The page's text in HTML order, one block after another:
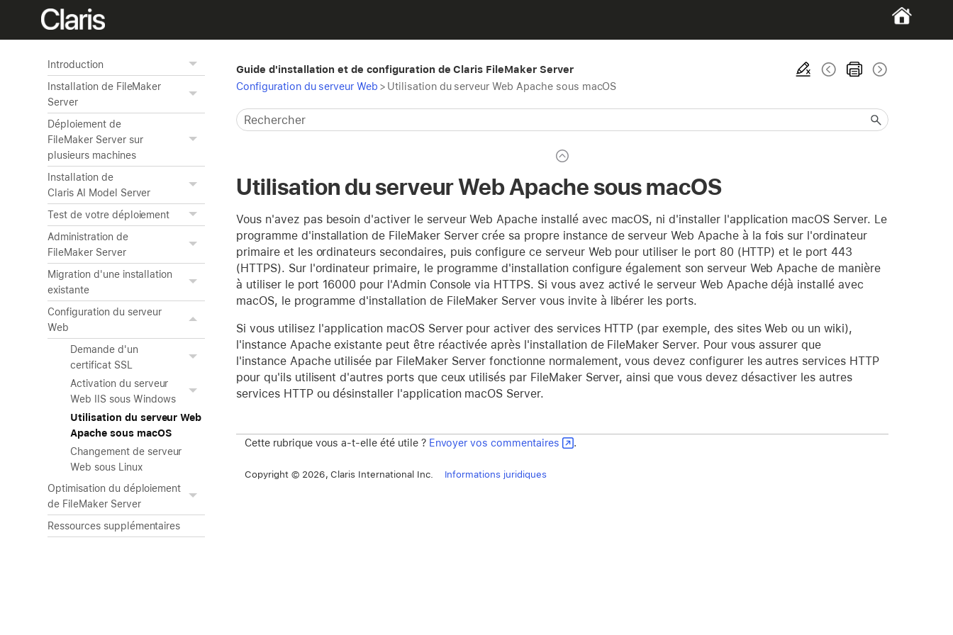
Introduction
Installation de FileMaker
Server
Déploiement de
FileMaker Server sur
plusieurs machines
Installation de
Claris AI Model Server
Test de votre déploiement
Administration de
FileMaker Server
Migration d'une installation
existante
Configuration du serveur
Web
Demande d'un
certificat SSL
Activation du serveur
Web IIS sous Windows
Utilisation du serveur Web
Apache sous macOS
Changement de serveur
Web sous Linux
Optimisation du déploiement
de FileMaker Server
Ressources supplémentaires
Guide d'installation et de configuration de Claris FileMaker Server
Configuration du serveur Web > Utilisation du serveur Web Apache sous macOS
Utilisation du serveur Web Apache sous macOS
Vous n'avez pas besoin d'activer le serveur Web Apache installé avec macOS, ni d'installer l'application macOS Server. Le
programme d'installation de FileMaker Server crée sa propre instance de serveur Web Apache à la fois sur l'ordinateur
primaire et les ordinateurs secondaires, puis configure ce serveur Web pour utiliser le port 80 (HTTP) et le port 443
(HTTPS). Sur l'ordinateur primaire, le programme d'installation configure également son serveur Web Apache de manière
à utiliser le port 16000 pour l'Admin Console via HTTPS. Si vous avez activé le serveur Web Apache déjà installé avec
macOS, le programme d'installation de FileMaker Server vous invite à libérer les ports.
Si vous utilisez l'application macOS Server pour activer des services HTTP (par exemple, des sites Web ou un wiki),
l'instance Apache existante peut être réactivée après l'installation de FileMaker Server. Pour vous assurer que
l'instance Apache utilisée par FileMaker Server fonctionne normalement, vous devez configurer les autres services HTTP
pour qu'ils utilisent d'autres ports que ceux utilisés par FileMaker Server, ainsi que vous devez désactiver les autres
services HTTP ou désinstaller l'application macOS Server.
Cette rubrique vous a-t-elle été utile ? Envoyer vos commentaires .
Copyright © 2026, Claris International Inc. Informations juridiques